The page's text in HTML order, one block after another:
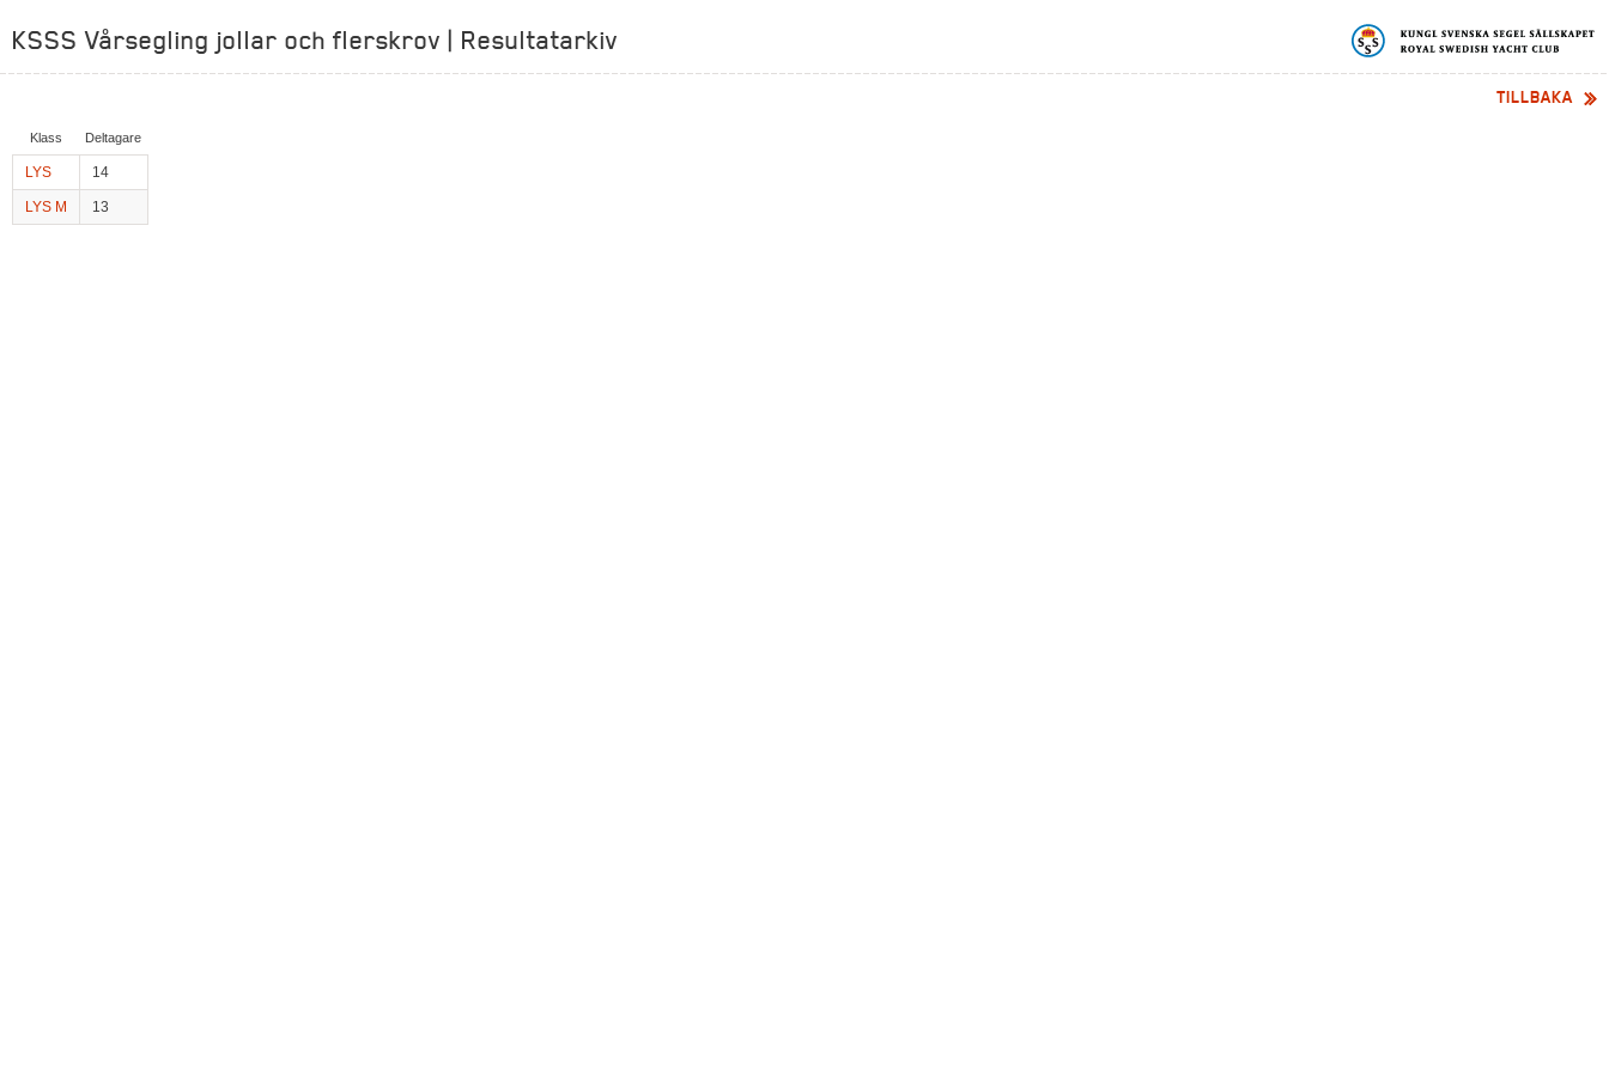
KSSS Vårsegling jollar och flerskrov | Resultatarkiv
TILLBAKA
Klass Deltagare
LYS 14
LYS M 13